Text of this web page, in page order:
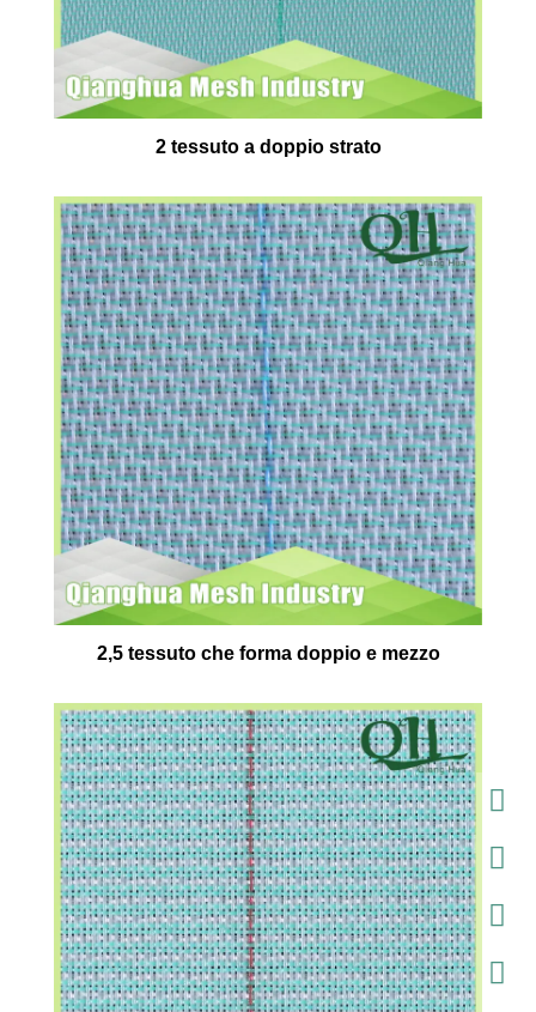
2 tessuto a doppio strato
2,5 tessuto che forma doppio e mezzo